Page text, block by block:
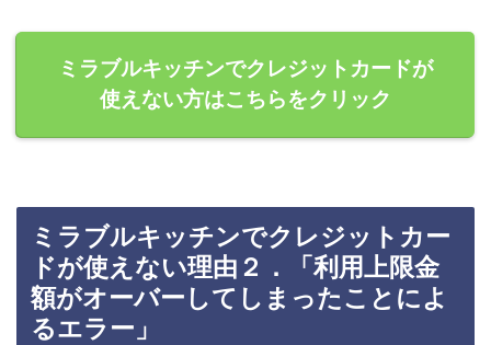
ミラブルキッチンでクレジットカードが
使えない方はこちらをクリック
ミラブルキッチンでクレジットカー
ドが使えない理由２．「利用上限金
額がオーバーしてしまったことによ
るエラー」